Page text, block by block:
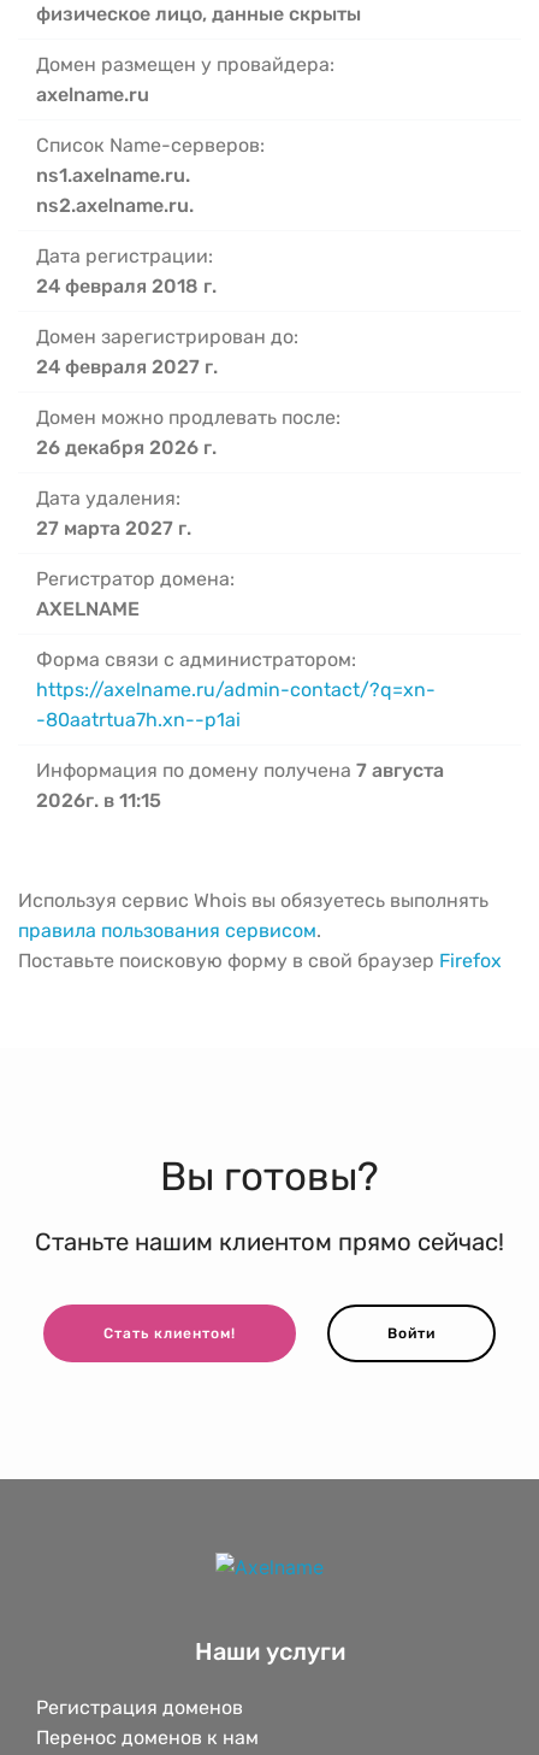
физическое лицо, данные скрыты
Домен размещен у провайдера:
axelname.ru
Список Name-серверов:
ns1.axelname.ru.
ns2.axelname.ru.
Дата регистрации:
24 февраля 2018 г.
Домен зарегистрирован до:
24 февраля 2027 г.
Домен можно продлевать после:
26 декабря 2026 г.
Дата удаления:
27 марта 2027 г.
Регистратор домена:
AXELNAME
Форма связи с администратором:
https://axelname.ru/admin-contact/?q=xn-
-80aatrtua7h.xn--p1ai
Информация по домену получена 7 августа
2026г. в 11:15
Используя сервис Whois вы обязуетесь выполнять
правила пользования сервисом.
Поставьте поисковую форму в свой браузер Firefox
Вы готовы?
Станьте нашим клиентом прямо сейчас!
Стать клиентом! Войти
Наши услуги
Регистрация доменов
Перенос доменов к нам